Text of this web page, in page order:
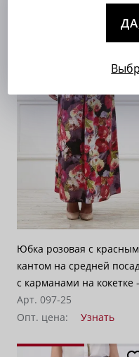
Юбка розовая с красным
кантом на средней
с карманами на кокетке -
«Георгины»
Арт. 097-25
Опт. цена:
Узнать